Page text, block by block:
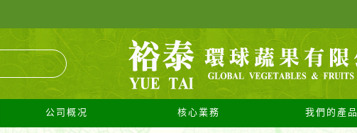
公司概况 核心業務 我們的產品